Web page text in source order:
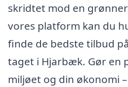
skridtet mod en
vores platform kan du
finde de bedste tilbud
taget i Hjarbæk. Gør en
miljøet og din økonomi